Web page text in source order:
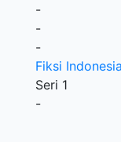
-
-
-
Fiksi Indonesia
Seri 1
-